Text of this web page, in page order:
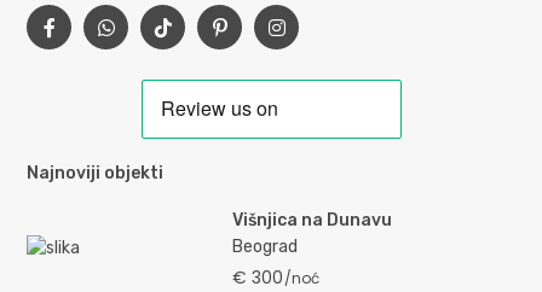
Najnoviji objekti
Višnjica na Dunavu
Beograd
€ 300/noć